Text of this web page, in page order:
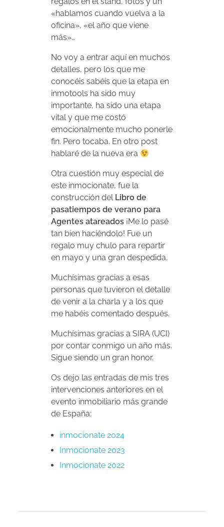
«hablamos cuando vuelva a la
oficina», «el año que viene
más»…
No voy a entrar aquí en muchos
detalles, pero los que me
conocéis sabéis que la etapa en
inmotools ha sido muy
importante, ha sido una etapa
vital y que me costó
emocionalmente mucho ponerle
fin. Pero tocaba. En otro post
hablaré de la nueva era
Otra cuestión muy especial de
este inmocionate, fue la
construcción del Libro de
pasatiempos de verano para
Agentes atareados ¡Me lo pasé
tan bien haciéndolo! Fue un
regalo muy chulo para repartir
en mayo y una gran despedida.
Muchísimas gracias a esas
personas que tuvieron el detalle
de venir a la charla y a los que
me habéis comentado después.
Muchísimas gracias a SIRA (UCI)
por contar conmigo un año más.
Sigue siendo un gran honor.
Os dejo las entradas de mis tres
intervenciones anteriores en el
evento inmobiliario más grande
de España:
inmocionate 2024
Inmocionate 2023
Inmocionate 2022